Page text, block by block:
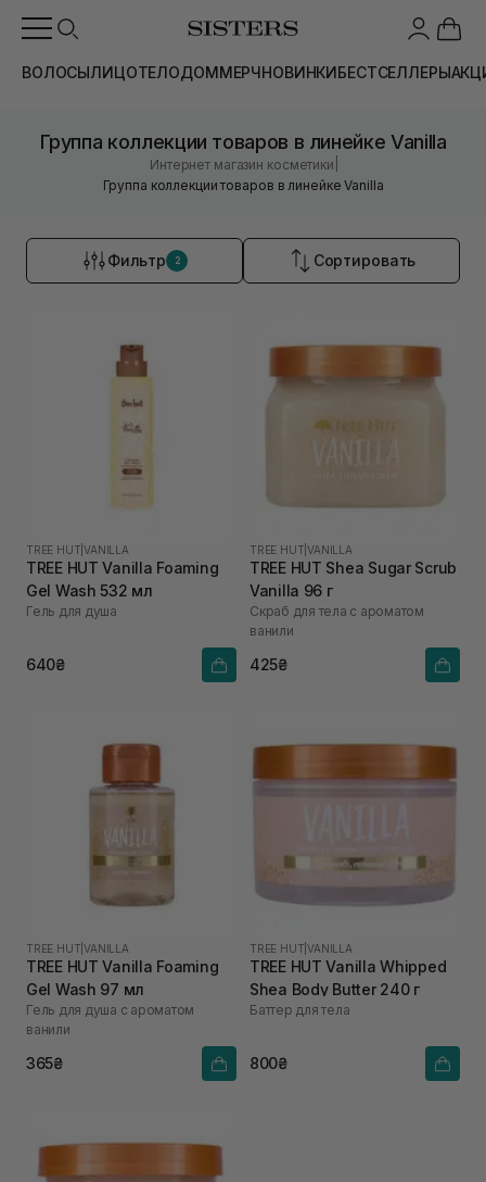
ВОЛОСЫЛИЦОТЕЛОДОММЕРЧНОВИНКИБЕСТСЕЛЛЕРЫ
Группа коллекции товаров в линейке Vanilla
Интернет магазин косметики
Группа коллекции товаров в линейке Vanilla
Фильтр 2 Сортировать
TREE HUT |VANILLA
TREE HUT Vanilla Foaming
Gel Wash 532 мл
Гель для душа
640₴
TREE HUT |VANILLA
TREE HUT Shea Sugar Scrub
Vanilla 96 г
Скраб для тела с ароматом
ванили
425₴
TREE HUT |VANILLA
TREE HUT Vanilla Foaming
Gel Wash 97 мл
Гель для душа с ароматом
ванили
365₴
TREE HUT |VANILLA
TREE HUT Vanilla Whipped
Shea Body Butter 240 г
Баттер для тела
800₴